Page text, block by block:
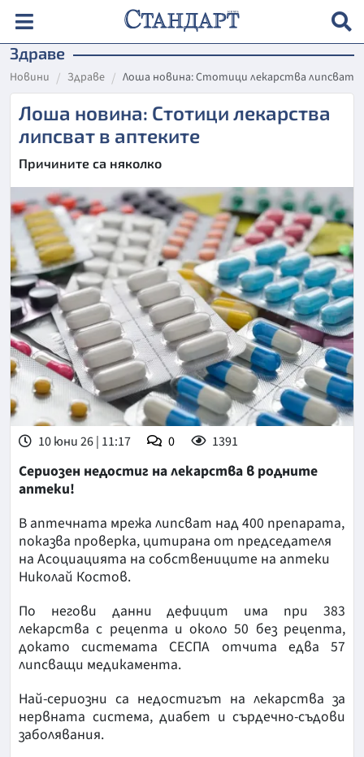
Здраве
Новини Здраве Лоша новина: Стотици лекарства липсват
Лоша новина: Стотици лекарства
липсват в аптеките
Причините са няколко
10 юни 26 | 11:17 0 1391
Сериозен недостиг на лекарства в родните
аптеки!
В аптечната мрежа липсват над 400 препарата,
показва проверка, цитирана от председателя
на Асоциацията на собствениците на аптеки
Николай Костов.
По негови данни дефицит има при 383
лекарства с рецепта и около 50 без рецепта,
докато системата СЕСПА отчита едва 57
липсващи медикамента.
Най-сериозни са недостигът на лекарства за
нервната система, диабет и сърдечно-съдови
заболявания.